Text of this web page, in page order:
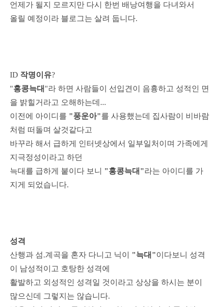
언제가 될지 모르지만 다시 한번 배낭여행을 다녀와서
올릴 예정이라 블로그는 살려 둡니다.
ID 작명이유?
"홍콩늑대 "라 하면 사람들이 선입견이 음흉하고 성적인 면
을 밝힐거라고 오해하는데...
이전에 아이디를 "풍운아"를 사용했는데 집사람이 비바람
처럼 떠돌며 살것같다고
바꾸라 해서 급하게 인터넷상에서 일부일처이며 가족에게
지극정성이라고 하던
늑대를 급하게 붙이다 보니 "홍콩늑대"라는 아이디를 가
지게 되었습니다.
성격
산행과 섬.계곡을 혼자 다니고 닉이 "늑대"이다보니 성격
이 남성적이고 호탕한 성격에
활발하고 외성적인 성격일 것이라고 상상을 하시는 분이
많으신데 그렇지는 않습니다.